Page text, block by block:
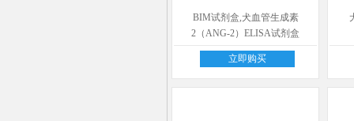
BIM试剂盒,犬血管生成素
2（ANG-2）ELISA试剂盒
立即购买